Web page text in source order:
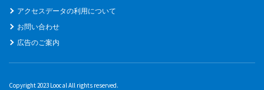
アクセスデータの利用について
お問い合わせ
広告のご案内
Copyright 2023 Loocal All rights reserved.